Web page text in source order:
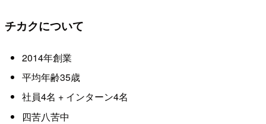
チカクについて
2014年創業
平均年齢35歳
社員4名 + インターン4名
四苦八苦中